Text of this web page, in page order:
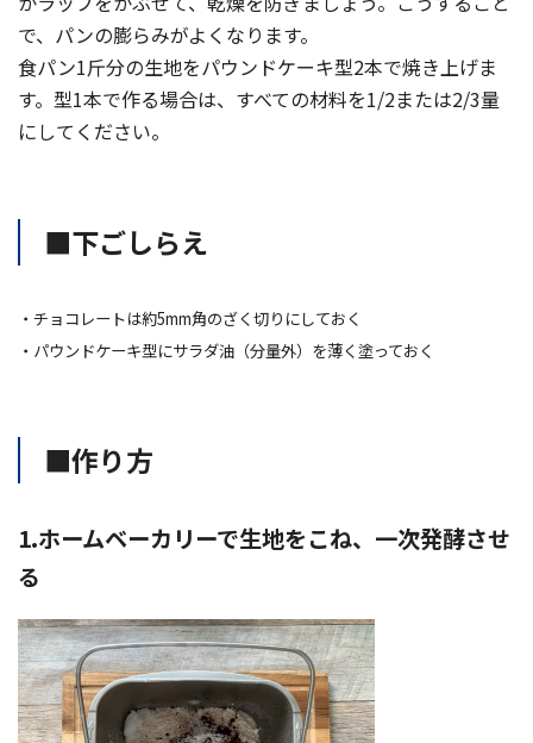
で、パンの膨らみがよくなります。
食パン1斤分の生地をパウンドケーキ型2本で焼き上げま
す。型1本で作る場合は、すべての材料を1/2または2/3量
にしてください。
■下ごしらえ
・チョコレートは約5mm角のざく切りにしておく
・パウンドケーキ型にサラダ油（分量外）を薄く塗っておく
■作り方
1.ホームベーカリーで生地をこね、一次発酵させ
る